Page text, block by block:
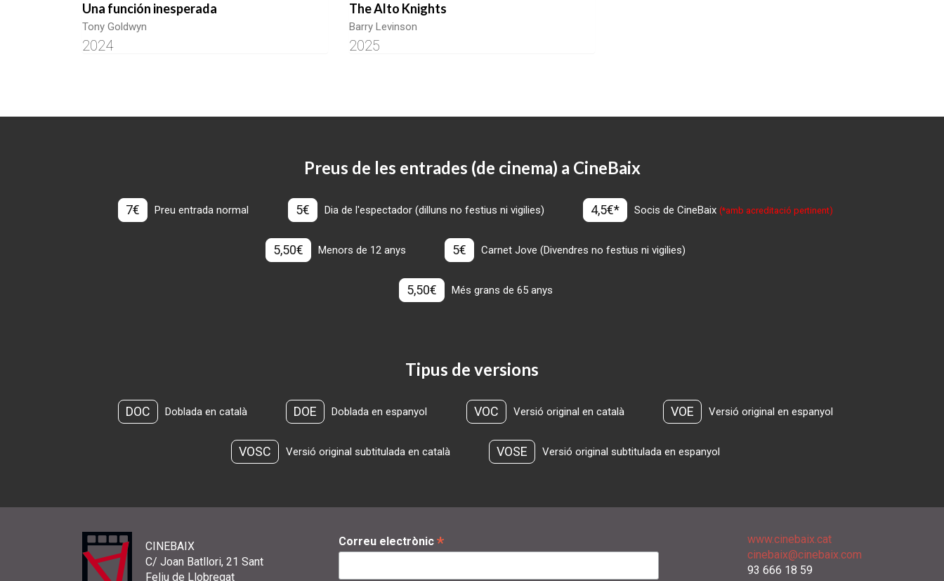
Una función inesperada
Tony Goldwyn
2024
The Alto Knights
Barry Levinson
2025
Preus de les entrades (de cinema) a CineBaix
7€ Preu entrada normal 5€ Dia de l'espectador (dilluns no festius ni vigilies) 4,5€* Socis de CineBaix(*amb acreditació pertinent)
5,50€ Menors de 12 anys 5€ Carnet Jove (Divendres no festius ni vigilies)
5,50€ Més grans de 65 anys
Tipus de versions
DOC Doblada en català DOE Doblada en espanyol VOC Versió original en català VOE Versió original en espanyol
VOSC Versió original subtitulada en català VOSE Versió original subtitulada en espanyol
CINEBAIX
C/ Joan Batllori, 21 Sant
Feliu de Llobregat
Correu electrònic *
www.cinebaix.cat
cinebaix@cinebaix.com
93 666 18 59